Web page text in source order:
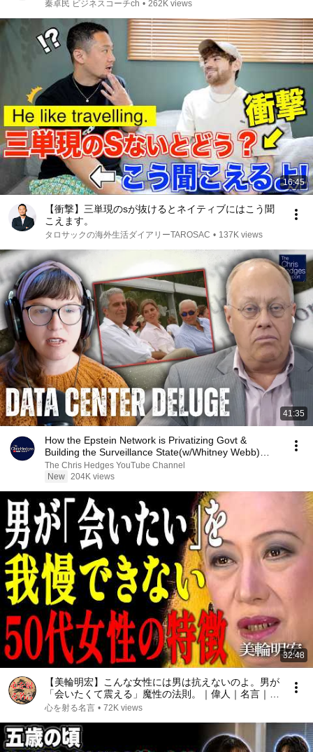
秦卓民 ビジネスコーチch • 262K views
16:45
【衝撃】三単現のsが抜けるとネイティブにはこう聞
こえます。
タロサックの海外生活ダイアリーTAROSAC • 137K views
41:35
How the Epstein Network is Privatizing Govt &
Building the Surveillance State(w/Whitney Webb)
|TCHR
The Chris Hedges YouTube Channel
New 204K views
32:48
【美輪明宏】こんな女性には男は抗えないのよ。男が
「会いたくて震える」魔性の法則。｜偉人｜名言｜言
葉の力｜人生哲学｜
心を射る名言 • 72K views